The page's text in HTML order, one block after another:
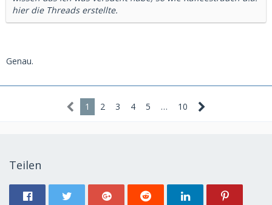
hier die Threads erstellte.
Genau.
1 2 3 4 5 … 10
Teilen